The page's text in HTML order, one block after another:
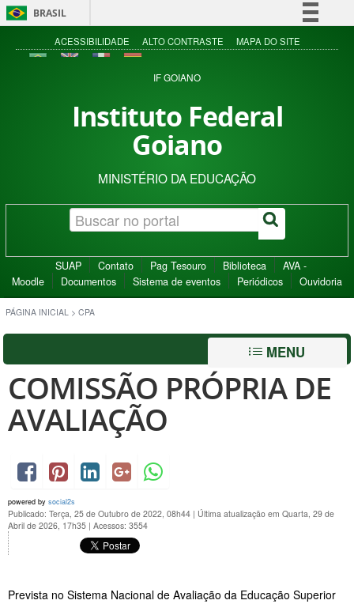
BRASIL
Simplifique!
Acesso à informação
ACESSIBILIDADE ALTO CONTRASTE MAPA DO SITE
IF GOIANO
Instituto Federal
Goiano
MINISTÉRIO DA EDUCAÇÃO
SUAP Contato Pag Tesouro Biblioteca
AVA -
Moodle
Documentos Sistema de eventos Periódicos Ouvidoria
PÁGINA INICIAL > CPA
MENU
COMISSÃO PRÓPRIA DE
AVALIAÇÃO
powered by social2s
Publicado: Terça, 25 de Outubro de 2022, 08h44 | Última atualização em Quarta, 29 de
Abril de 2026, 17h35 | Acessos: 3554
Prevista no Sistema Nacional de Avaliação da Educação Superior